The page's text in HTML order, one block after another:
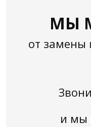
МЫ
от замены
и мы